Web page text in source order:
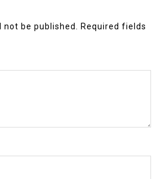
be published.
Required fields